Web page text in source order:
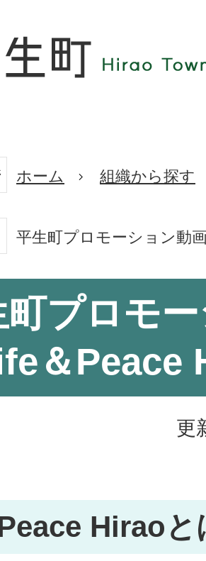
ホーム 組織から探す
平生町プロモーション動
町プロモ
＆Peace
更
Hiraoと